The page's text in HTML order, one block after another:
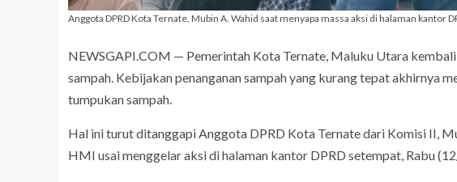
Anggota DPRD Kota Ternate, Mubin A. Wahid saat menyapa massa aksi di halaman kantor
NEWSGAPI.COM — Pemerintah Kota Ternate, Maluku Utara
sampah. Kebijakan penanganan sampah yang kurang tepat akhirnya
tumpukan sampah.
Hal ini turut ditanggapi Anggota DPRD Kota Ternate dari Komisi II,
HMI usai menggelar aksi di halaman kantor DPRD setempat, Rabu